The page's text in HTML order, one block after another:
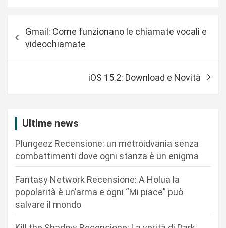
Gmail: Come funzionano le chiamate vocali e
videochiamate
iOS 15.2: Download e Novità
Ultime news
Plungeez Recensione: un metroidvania senza
combattimenti dove ogni stanza è un enigma
Fantasy Network Recensione: A Holua la
popolarità è un’arma e ogni “Mi piace” può
salvare il mondo